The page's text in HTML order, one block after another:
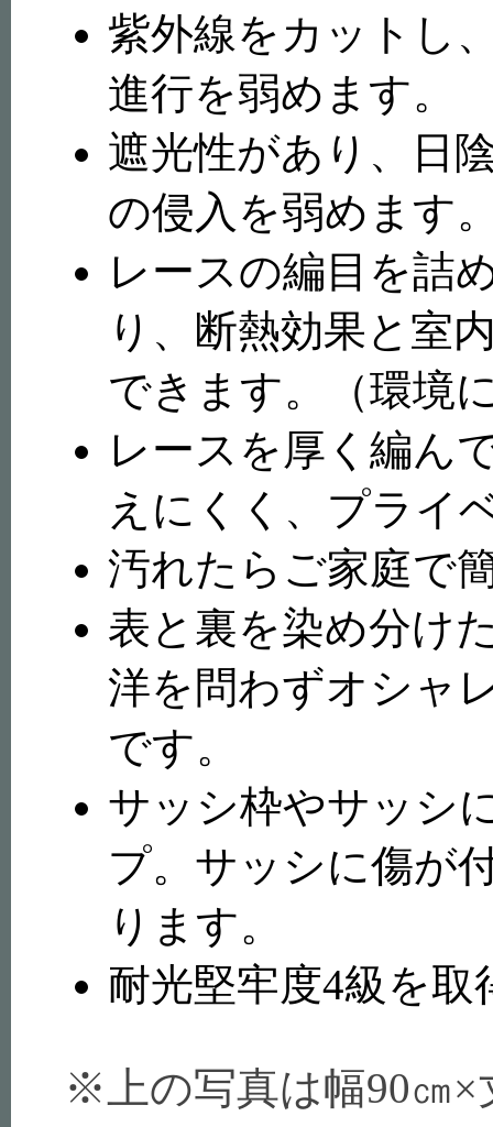
紫外線をカットし
進行を弱めます。
遮光性があり、日
の侵入を弱めます
レースの編目を詰
り、断熱効果と室
できます。（環境
レースを厚く編ん
えにくく、プライ
汚れたらご家庭で
表と裏を染め分け
洋を問わずオシャ
です。
サッシ枠やサッシ
プ。サッシに傷が
ります。
耐光堅牢度4級を取
※上の写真は幅90㎝×